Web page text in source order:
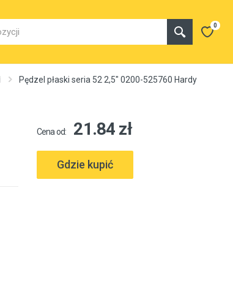
0
Pędzel płaski seria 52 2,5" 0200-525760 Hardy
Cena od: 21.84 zł
Gdzie kupić